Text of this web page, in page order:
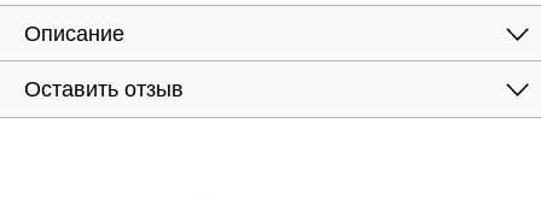
Описание
Оставить отзыв